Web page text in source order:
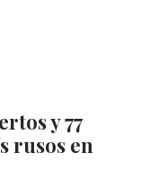
y 77
rusos en